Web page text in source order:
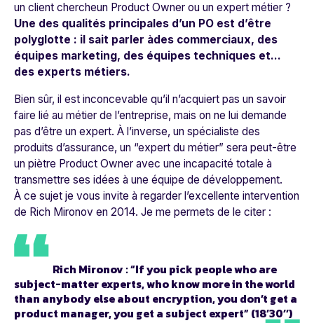
un client chercheun Product Owner ou un expert métier ?
Une des qualités principales d’un PO est d’être
polyglotte : il sait parler àdes commerciaux, des
équipes marketing, des équipes techniques et...
des experts métiers.
Bien sûr, il est inconcevable qu’il n’acquiert pas un savoir
faire lié au métier de l’entreprise, mais on ne lui demande
pas d’être un expert. À l’inverse, un spécialiste des
produits d’assurance, un “expert du métier” sera peut-être
un piètre Product Owner avec une incapacité totale à
transmettre ses idées à une équipe de développement.
À ce sujet je vous invite à regarder l’excellente intervention
de Rich Mironov en 2014. Je me permets de le citer :
Rich Mironov : “If you pick people who are
subject-matter experts, who know more in the world
than anybody else about encryption, you don’t get a
product manager, you get a subject expert” (18’30’’)